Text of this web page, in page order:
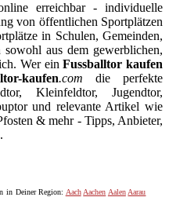
erreichbar - individuelle
von öffentlichen Sportplätzen
in Schulen, Gemeinden,
aus dem gewerblichen,
Wer einFussballtor kaufen
kaufen.com die perfekte
Kleinfeldtor, Jugendtor,
und relevante Artikel wie
& mehr - Tipps, Anbieter,
in Deiner Region: Aach Aachen Aalen Aarau